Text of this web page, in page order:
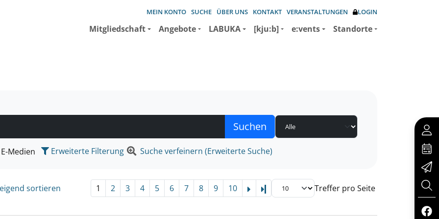
MEIN KONTO SUCHE ÜBER UNS KONTAKT VERANSTALTUNGEN LOGIN
Mitgliedschaft Angebote LABUKA [kju:b] e:vents Standorte
suchen wollen.
E-Medien Erweiterte Filterung Suche verfeinern (Erweiterte Suche)
sortieren 1 2 3 4 5 6 7 8 9 10 Letzte Seite Treffer pro Seite